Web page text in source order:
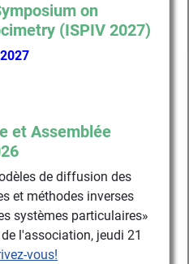
on
(ISPIV 2027)
et Assemblée
de diffusion des
et méthodes inverses
systèmes particulaires»
l'association, jeudi 21
vous!